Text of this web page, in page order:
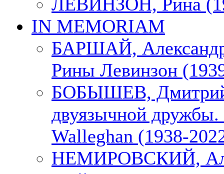
ЛЕВИНЗОН, Рина
IN MEMORIAM
БАРШАЙ,
Рины Левинзон
БОБЫШЕВ,
двуязычной
Walleghan (1938-
НЕМИРОВСКИЙ,